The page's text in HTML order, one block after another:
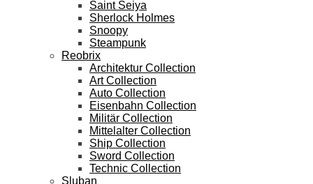
Saint Seiya
Sherlock Holmes
Snoopy
Steampunk
Reobrix
Architektur Collection
Art Collection
Auto Collection
Eisenbahn Collection
Militär Collection
Mittelalter Collection
Ship Collection
Sword Collection
Technic Collection
Sluban